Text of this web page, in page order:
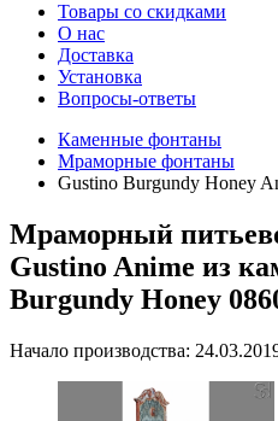
Товары со скидками
О нас
Доставка
Установка
Вопросы-ответы
Каменные фонтаны
Мраморные фонтаны
Gustino Burgundy Honey
Мраморный
Gustino Anime из
Burgundy Honey
Начало производства: